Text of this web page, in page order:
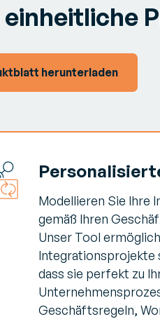
einheitliche
herunterladen
Modellieren Sie Ihre
gemäß Ihren
Unser Tool
Integrationsprojekte
dass sie perfekt zu
Geschäftsregeln,